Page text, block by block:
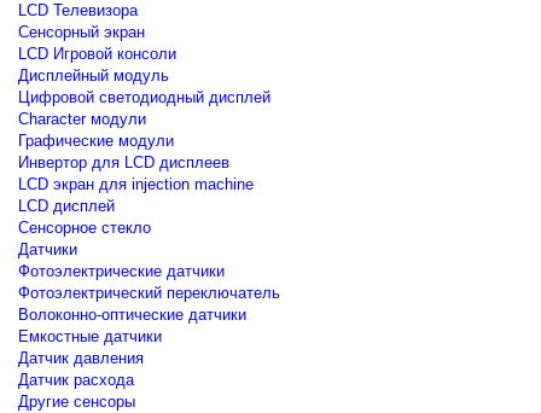
LCD Телевизора
Сенсорный экран
LCD Игровой консоли
Дисплейный модуль
Цифровой светодиодный дисплей
Сharacter модули
Графические модули
Инвертор для LCD дисплеев
LCD экран для injection machine
LCD дисплей
Сенсорное стекло
Датчики
Фотоэлектрические датчики
Фотоэлектрический переключатель
Волоконно-оптические датчики
Емкостные датчики
Датчик давления
Датчик расхода
Другие сенсоры